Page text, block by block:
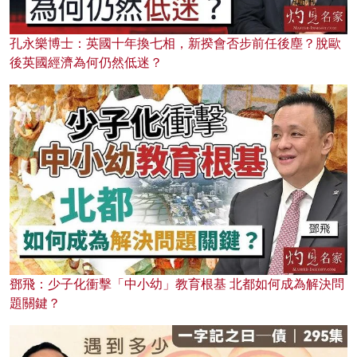
孔永樂博士：英國十年換七相，新揆會否步前任後塵？脫歐
後英國經濟為何仍然低迷？
鄧飛：少子化衝擊「中小幼」教育根基 北都如何成為解決問
題關鍵？